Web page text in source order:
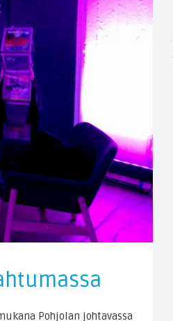
Pohjolan johtavassa